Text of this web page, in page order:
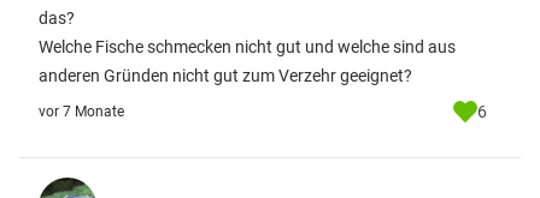
das?
Welche Fische schmecken nicht gut und welche sind aus
anderen Gründen nicht gut zum Verzehr geeignet?
vor 7 Monate 6